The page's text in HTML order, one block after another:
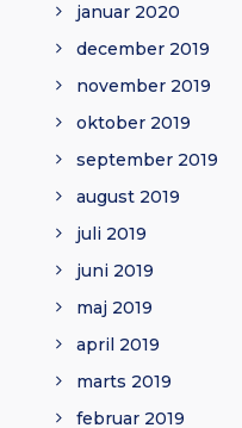
januar 2020
december 2019
november 2019
oktober 2019
september 2019
august 2019
juli 2019
juni 2019
maj 2019
april 2019
marts 2019
februar 2019